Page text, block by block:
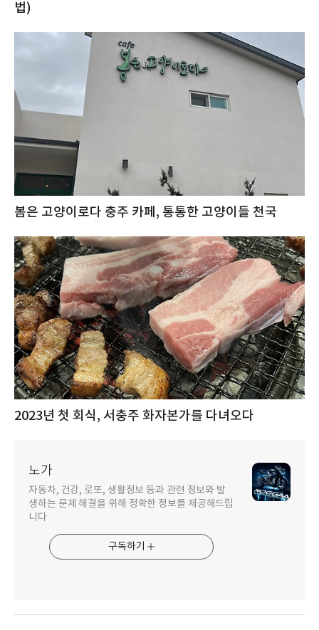
법)
봄은 고양이로다 충주 카페, 통통한 고양이들 천국
2023년 첫 회식, 서충주 화자본가를 다녀오다
노가
자동차, 건강, 로또, 생활정보 등과 관련 정보와 발
생하는 문제 해결을 위해 정확한 정보를 제공해드립
니다
구독하기